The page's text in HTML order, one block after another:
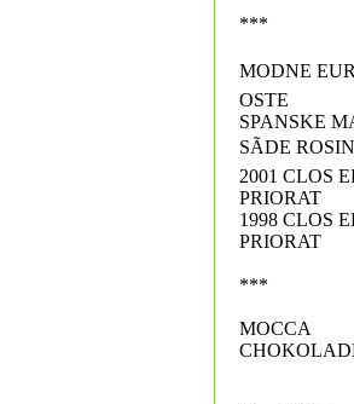
***
MODNE
OSTE
SPANSKE
SÃDE
2001 CLOS
PRIORAT
1998 CLOS
PRIORAT
***
MOCCA